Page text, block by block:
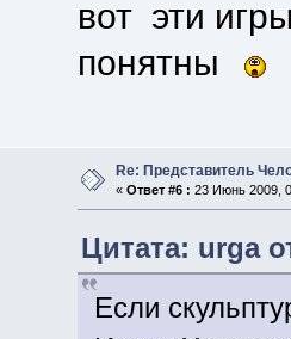
вот эти
понятны
Re: Представитель
« Ответ #6 : 23 Июнь 2009,
Цитата: urga
Если